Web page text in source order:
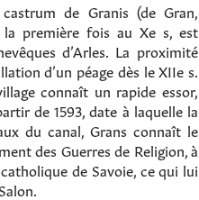
de Granis (de Gran,
première fois au Xe s, est
d’Arles. La proximité
d’un péage dès le XIIe s.
connaît un rapide essor,
de 1593, date à laquelle la
du canal, Grans connaît le
des Guerres de Religion, à
de Savoie, ce qui lui